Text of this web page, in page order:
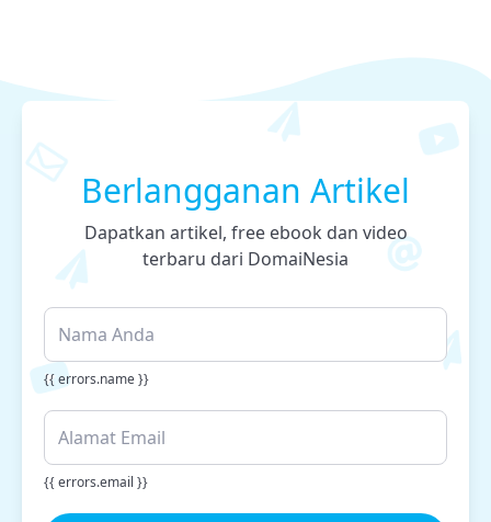
Berlangganan Artikel
Dapatkan artikel, free ebook dan video
terbaru dari DomaiNesia
{{ errors.name }}
{{ errors.email }}